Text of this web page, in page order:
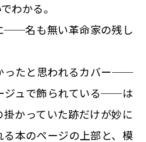
わかる。
──名も無い革命家の残し
ったと思われるカバー──
ジュで飾られている──は
かっていた跡だけが妙に
本のページの上部と、模